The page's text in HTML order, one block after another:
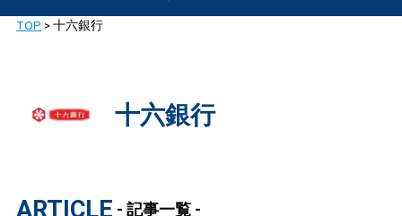
TOP >十六銀行
十六銀行
ARTICLE - 記事一覧 -